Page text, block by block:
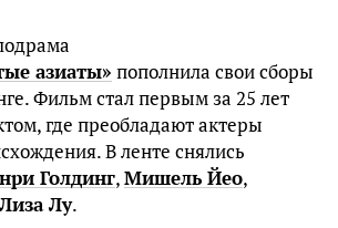
азиаты» пополнила свои сборы
Фильм стал первым за 25 лет
где преобладают актеры
В ленте снялись
Голдинг,Мишель Йео,
Лиза Лу.